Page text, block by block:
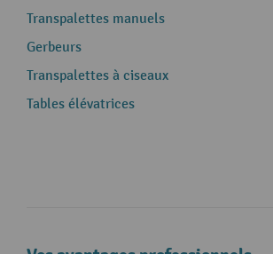
Transpalettes manuels
Gerbeurs
Transpalettes à ciseaux
Tables élévatrices